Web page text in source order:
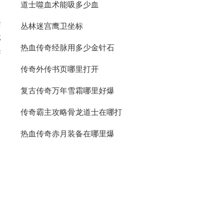
道士噬血术能吸多少血
丛林迷宫鹰卫坐标
热血传奇经脉用多少金针石
传奇外传书页哪里打开
复古传奇万年雪霜哪里好爆
传奇霸主攻略骨龙道士在哪打
热血传奇赤月装备在哪里爆